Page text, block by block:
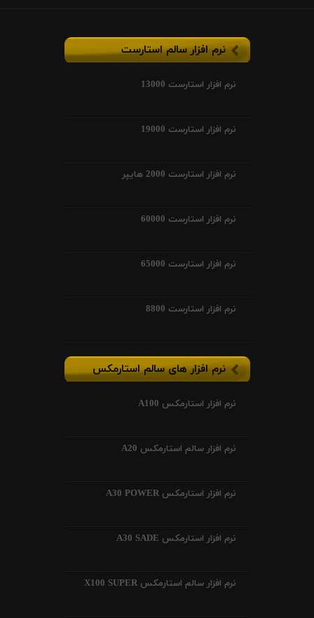
نرم افزار سالم استارست
نرم افزار استارست 13000
نرم افزار استارست 19000
نرم افزار استارست 2000 هایپر
نرم افزار استارست 60000
نرم افزار استارست 65000
نرم افزار استارست 8800
نرم افزار های سالم استارمکس
نرم افزار استارمکس A100
نرم افزار سالم استارمکس A20
نرم افزار استارمکس A30 POWER
نرم افزار استارمکس A30 SADE
نرم افزار سالم استارمکس X100 SUPER